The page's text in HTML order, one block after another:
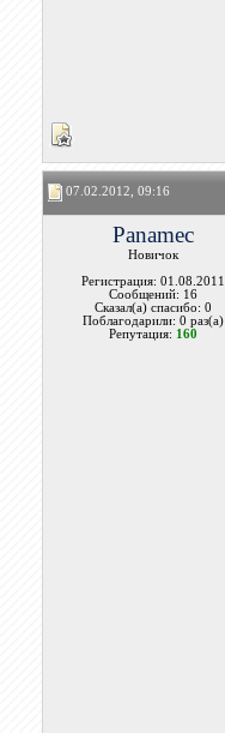
07.02.2012, 09:16
Panamec
Новичок
Регистрация: 01.08.2011
Сообщений: 16
Сказал(а) спасибо: 0
Поблагодарили: 0 раз(а)
Репутация: 160